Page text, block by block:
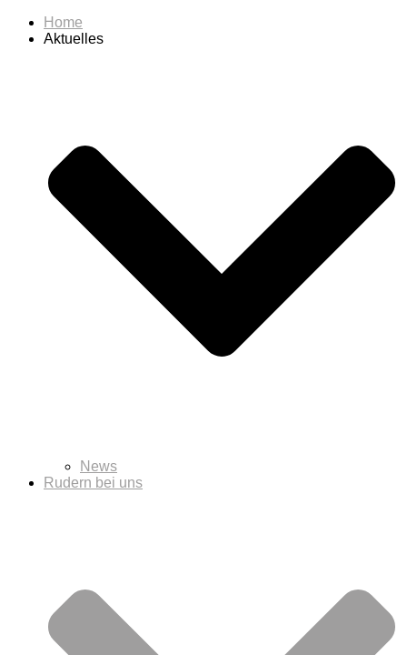
Home
Aktuelles
News
Rudern bei uns